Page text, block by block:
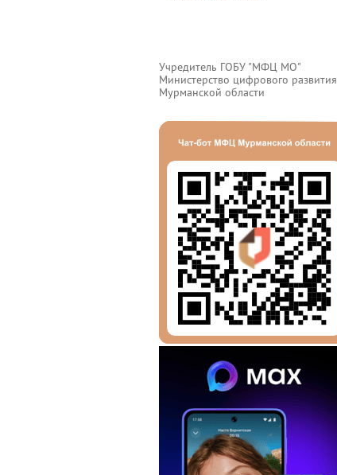
Учредитель ГОБУ "МФЦ МО"
Министерство цифрового развития
Мурманской области